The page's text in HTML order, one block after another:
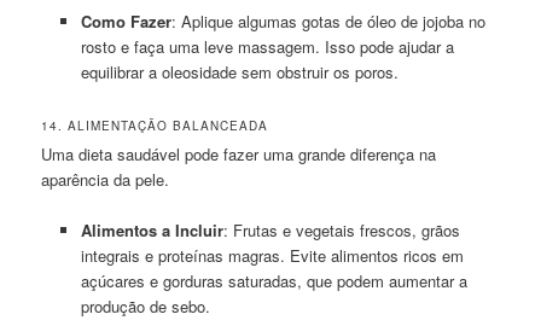
Como Fazer: Aplique algumas gotas de óleo de jojoba no
rosto e faça uma leve massagem. Isso pode ajudar a
equilibrar a oleosidade sem obstruir os poros.
14. ALIMENTAÇÃO BALANCEADA
Uma dieta saudável pode fazer uma grande diferença na
aparência da pele.
Alimentos a Incluir: Frutas e vegetais frescos, grãos
integrais e proteínas magras. Evite alimentos ricos em
açúcares e gorduras saturadas, que podem aumentar a
produção de sebo.